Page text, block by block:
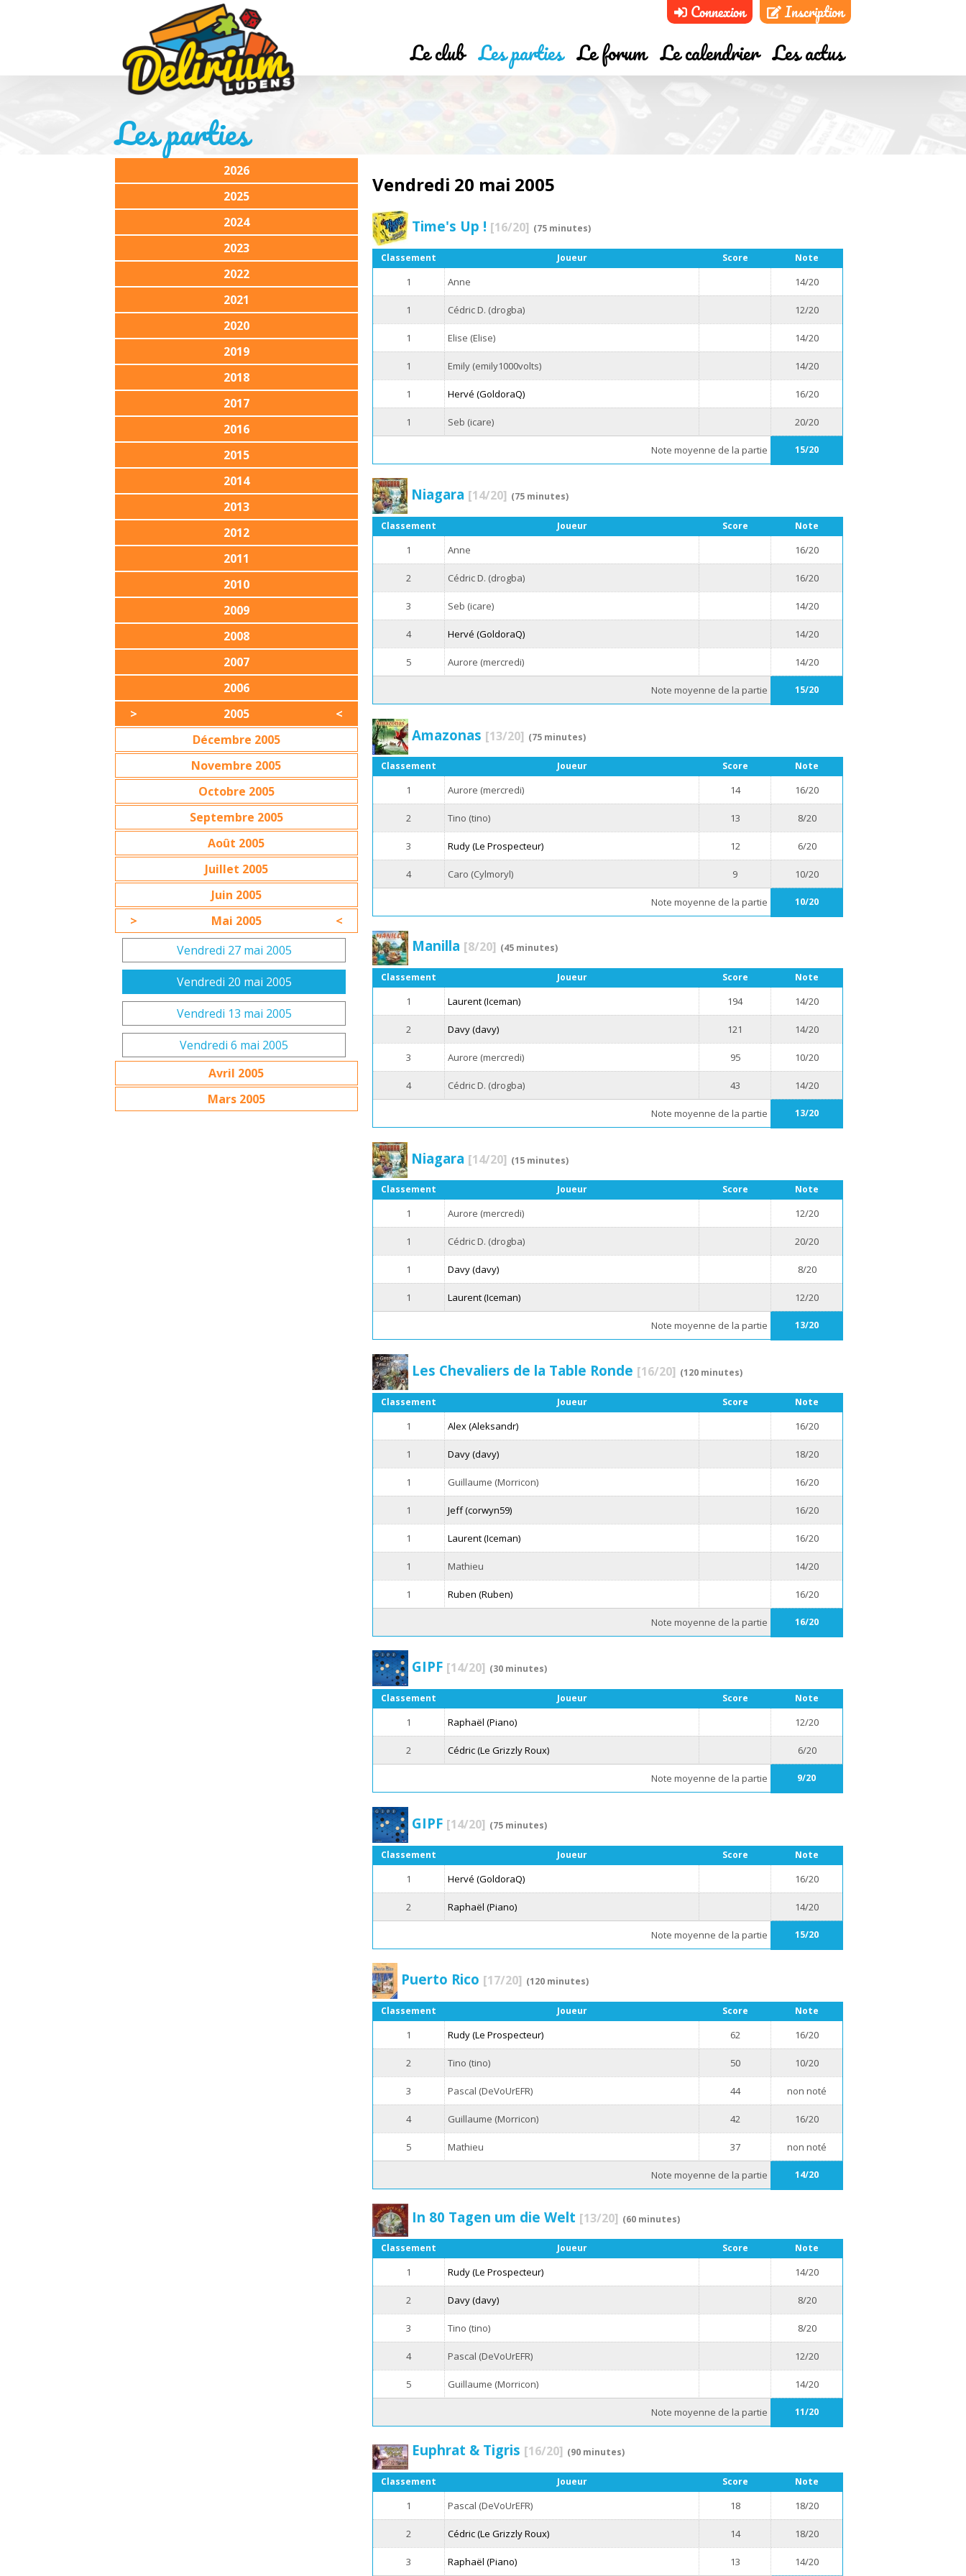
Les parties
2026
2025
2024
2023
2022
2021
2020
2019
2018
2017
2016
2015
2014
2013
2012
2011
2010
2009
2008
2007
2006
2005
Décembre 2005
Novembre 2005
Octobre 2005
Septembre 2005
Août 2005
Juillet 2005
Juin 2005
Mai 2005
Vendredi 27 mai 2005
Vendredi 20 mai 2005
Vendredi 13 mai 2005
Vendredi 6 mai 2005
Avril 2005
Mars 2005
Vendredi 20 mai 2005
Time's Up ! [16/20] (75 minutes)
Classement Joueur Score Note
1 Anne 14/20
1 Cédric D. (drogba) 12/20
1 Elise (Elise) 14/20
1 Emily (emily1000volts) 14/20
1 Hervé (GoldoraQ) 16/20
1 Seb (icare) 20/20
Note moyenne de la partie 15/20
Niagara [14/20] (75 minutes)
Classement Joueur Score Note
1 Anne 16/20
2 Cédric D. (drogba) 16/20
3 Seb (icare) 14/20
4 Hervé (GoldoraQ) 14/20
5 Aurore (mercredi) 14/20
Note moyenne de la partie 15/20
Amazonas [13/20] (75 minutes)
Classement Joueur Score Note
1 Aurore (mercredi) 14 16/20
2 Tino (tino) 13 8/20
3 Rudy (Le Prospecteur) 12 6/20
4 Caro (Cylmoryl) 9 10/20
Note moyenne de la partie 10/20
Manilla [8/20] (45 minutes)
Classement Joueur Score Note
1 Laurent (Iceman) 194 14/20
2 Davy (davy) 121 14/20
3 Aurore (mercredi) 95 10/20
4 Cédric D. (drogba) 43 14/20
Note moyenne de la partie 13/20
Niagara [14/20] (15 minutes)
Classement Joueur Score Note
1 Aurore (mercredi) 12/20
1 Cédric D. (drogba) 20/20
1 Davy (davy) 8/20
1 Laurent (Iceman) 12/20
Note moyenne de la partie 13/20
Les Chevaliers de la Table Ronde [16/20] (120 minutes)
Classement Joueur Score Note
1 Alex (Aleksandr) 16/20
1 Davy (davy) 18/20
1 Guillaume (Morricon) 16/20
1 Jeff (corwyn59) 16/20
1 Laurent (Iceman) 16/20
1 Mathieu 14/20
1 Ruben (Ruben) 16/20
Note moyenne de la partie 16/20
GIPF [14/20] (30 minutes)
Classement Joueur Score Note
1 Raphaël (Piano) 12/20
2 Cédric (Le Grizzly Roux) 6/20
Note moyenne de la partie 9/20
GIPF [14/20] (75 minutes)
Classement Joueur Score Note
1 Hervé (GoldoraQ) 16/20
2 Raphaël (Piano) 14/20
Note moyenne de la partie 15/20
Puerto Rico [17/20] (120 minutes)
Classement Joueur Score Note
1 Rudy (Le Prospecteur) 62 16/20
2 Tino (tino) 50 10/20
3 Pascal (DeVoUrEFR) 44 non noté
4 Guillaume (Morricon) 42 16/20
5 Mathieu 37 non noté
Note moyenne de la partie 14/20
In 80 Tagen um die Welt [13/20] (60 minutes)
Classement Joueur Score Note
1 Rudy (Le Prospecteur) 14/20
2 Davy (davy) 8/20
3 Tino (tino) 8/20
4 Pascal (DeVoUrEFR) 12/20
5 Guillaume (Morricon) 14/20
Note moyenne de la partie 11/20
Euphrat & Tigris [16/20] (90 minutes)
Classement Joueur Score Note
1 Pascal (DeVoUrEFR) 18 18/20
2 Cédric (Le Grizzly Roux) 14 18/20
3 Raphaël (Piano) 13 14/20
Connexion Inscription
Le club Les parties Le forum Le calendrier Les actus